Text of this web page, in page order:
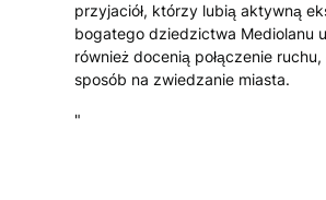
przyjaciół, którzy lubią aktywną
bogatego dziedzictwa Mediolanu
również docenią połączenie
sposób na zwiedzanie miasta.
"